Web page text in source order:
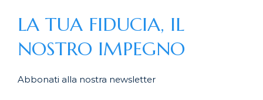
LA TUA FIDUCIA, IL
NOSTRO IMPEGNO
Abbonati alla nostra newsletter